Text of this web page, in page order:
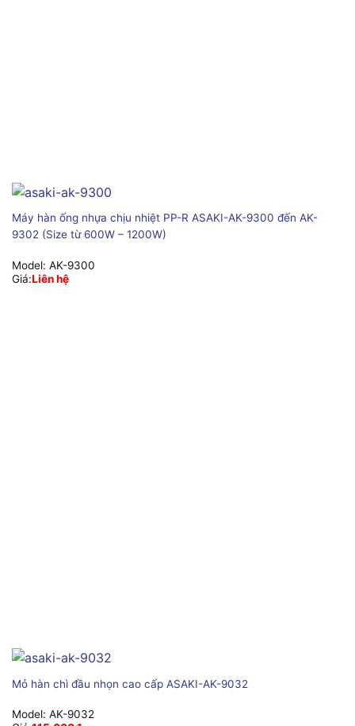
Máy hàn ống nhựa chịu nhiệt PP-R ASAKI-AK-9300 đến AK-
9302 (Size từ 600W – 1200W)
Model: AK-9300
Giá:Liên hệ
Mỏ hàn chì đầu nhọn cao cấp ASAKI-AK-9032
Model: AK-9032